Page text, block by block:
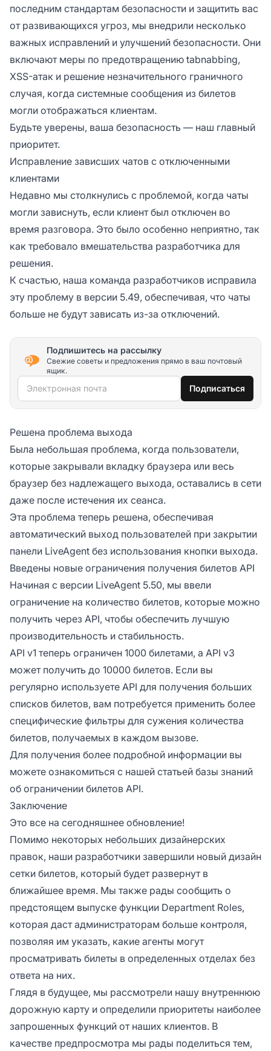
последним стандартам безопасности и защитить вас
от развивающихся угроз, мы внедрили несколько
важных исправлений и улучшений безопасности. Они
включают меры по предотвращению tabnabbing,
XSS-атак и решение незначительного граничного
случая, когда системные сообщения из билетов
могли отображаться клиентам.
Будьте уверены, ваша безопасность — наш главный
приоритет.
Исправление зависших чатов с отключенными
клиентами
Недавно мы столкнулись с проблемой, когда чаты
могли зависнуть, если клиент был отключен во
время разговора. Это было особенно неприятно, так
как требовало вмешательства разработчика для
решения.
К счастью, наша команда разработчиков исправила
эту проблему в версии 5.49, обеспечивая, что чаты
больше не будут зависать из-за отключений.
Подпишитесь на рассылку
Свежие советы и предложения прямо в ваш почтовый
ящик.
Электронная почта Подписаться
Решена проблема выхода
Была небольшая проблема, когда пользователи,
которые закрывали вкладку браузера или весь
браузер без надлежащего выхода, оставались в сети
даже после истечения их сеанса.
Эта проблема теперь решена, обеспечивая
автоматический выход пользователей при закрытии
панели LiveAgent без использования кнопки выхода.
Введены новые ограничения получения билетов API
Начиная с версии LiveAgent 5.50, мы ввели
ограничение на количество билетов, которые можно
получить через API, чтобы обеспечить лучшую
производительность и стабильность.
API v1 теперь ограничен 1000 билетами, а API v3
может получить до 10000 билетов. Если вы
регулярно используете API для получения больших
списков билетов, вам потребуется применить более
специфические фильтры для сужения количества
билетов, получаемых в каждом вызове.
Для получения более подробной информации вы
можете ознакомиться с нашей статьей базы знаний
об ограничении билетов API.
Заключение
Это все на сегодняшнее обновление!
Помимо некоторых небольших дизайнерских
правок, наши разработчики завершили новый дизайн
сетки билетов, который будет развернут в
ближайшее время. Мы также рады сообщить о
предстоящем выпуске функции Department Roles,
которая даст администраторам больше контроля,
позволяя им указать, какие агенты могут
просматривать билеты в определенных отделах без
ответа на них.
Глядя в будущее, мы рассмотрели нашу внутреннюю
дорожную карту и определили приоритеты наиболее
запрошенных функций от наших клиентов. В
качестве предпросмотра мы рады поделиться тем,